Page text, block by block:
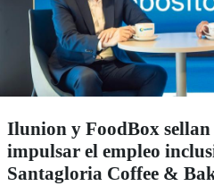
Ilunion y FoodBox
impulsar el empleo
Santagloria Coffee &